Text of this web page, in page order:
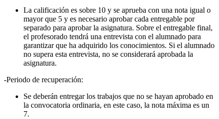
La calificación es sobre 10 y se aprueba con una nota igual o
mayor que 5 y es necesario aprobar cada entregable por
separado para aprobar la asignatura. Sobre el entregable final,
el profesorado tendrá una entrevista con el alumnado para
garantizar que ha adquirido los conocimientos. Si el alumnado
no supera esta entrevista, no se considerará aprobada la
asignatura.
-Periodo de recuperación:
Se deberán entregar los trabajos que no se hayan aprobado en
la convocatoria ordinaria, en este caso, la nota máxima es un
7.